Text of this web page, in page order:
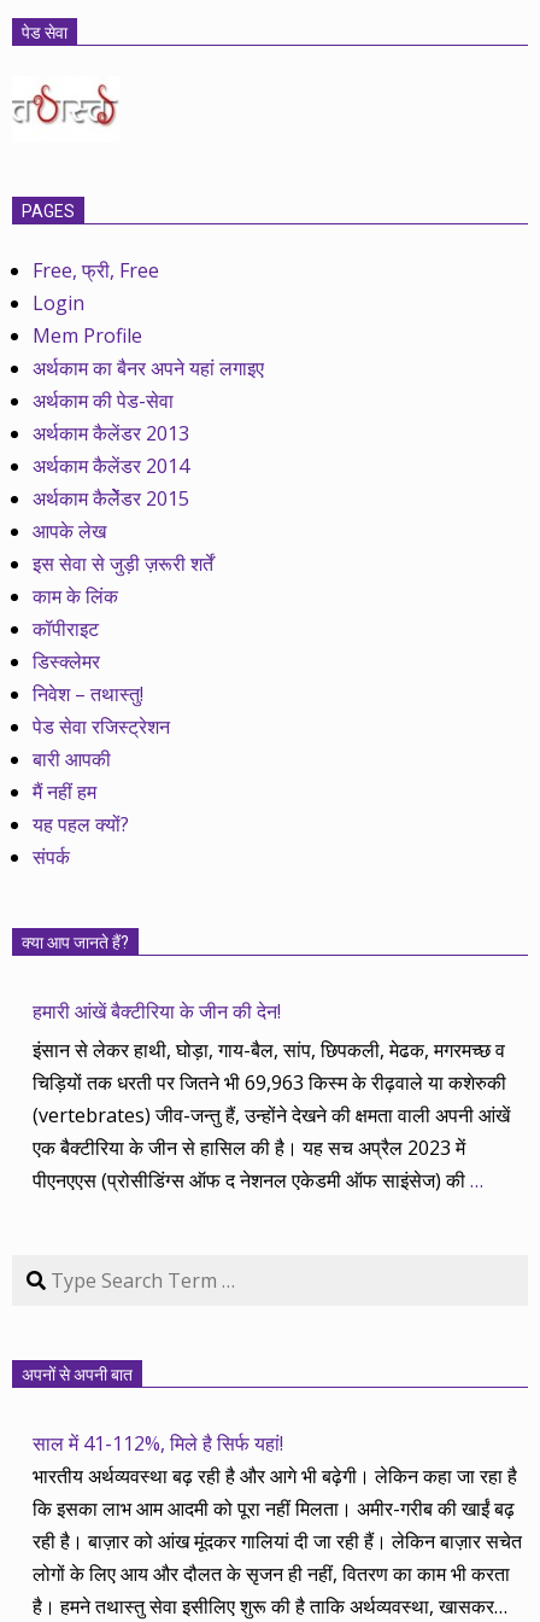
पेड सेवा
PAGES
Free, फ्री, Free
Login
Mem Profile
अर्थकाम का बैनर अपने यहां लगाइए
अर्थकाम की पेड-सेवा
अर्थकाम कैलेंडर 2013
अर्थकाम कैलेंडर 2014
अर्थकाम कैलेेंडर 2015
आपके लेख
इस सेवा से जुड़ी ज़रूरी शर्तें
काम के लिंक
कॉपीराइट
डिस्क्लेमर
निवेश – तथास्तु!
पेड सेवा रजिस्ट्रेशन
बारी आपकी
मैं नहीं हम
यह पहल क्यों?
संपर्क
क्या आप जानते हैं?
हमारी आंखें बैक्टीरिया के जीन की देन!
इंसान से लेकर हाथी, घोड़ा, गाय-बैल, सांप, छिपकली, मेढक, मगरमच्छ व
चिड़ियों तक धरती पर जितने भी 69,963 किस्म के रीढ़वाले या कशेरुकी
(vertebrates) जीव-जन्तु हैं, उन्होंने देखने की क्षमता वाली अपनी आंखें
एक बैक्टीरिया के जीन से हासिल की है। यह सच अप्रैल 2023 में
पीएनएएस (प्रोसीडिंग्स ऑफ द नेशनल एकेडमी ऑफ साइंसेज) की…
Search
अपनों से अपनी बात
साल में 41-112%, मिले है सिर्फ यहां!
भारतीय अर्थव्यवस्था बढ़ रही है और आगे भी बढ़ेगी। लेकिन कहा जा रहा है
कि इसका लाभ आम आदमी को पूरा नहीं मिलता। अमीर-गरीब की खाईं बढ़
रही है। बाज़ार को आंख मूंदकर गालियां दी जा रही हैं। लेकिन बाज़ार सचेत
लोगों के लिए आय और दौलत के सृजन ही नहीं, वितरण का काम भी करता
है। हमने तथास्तु सेवा इसीलिए शुरू की है ताकि अर्थव्यवस्था, खासकर